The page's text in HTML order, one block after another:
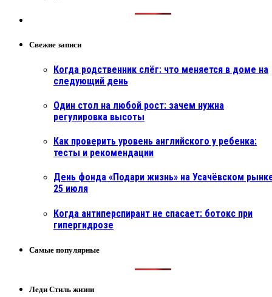
Свежие записи
Когда родственник слёг: что меняется в доме на
следующий день
Один стол на любой рост: зачем нужна
регулировка высоты
Как проверить уровень английского у ребенка:
тесты и рекомендации
День фонда «Подари жизнь» на Усачёвском
25 июля
Когда антиперспирант не спасает: ботокс при
гипергидрозе
Самые популярные
Леди Стиль жизни